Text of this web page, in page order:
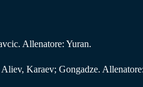
Allenatore: Yuran.
Karaev; Gongadze.